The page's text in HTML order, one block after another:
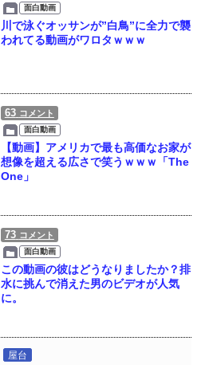
面白動画
川で泳ぐオッサンが”白鳥”に全力で襲
われてる動画がワロタｗｗｗ
63 コメント
面白動画
【動画】アメリカで最も高価なお家が
想像を超える広さで笑うｗｗｗ「The
One」
73 コメント
面白動画
この動画の彼はどうなりましたか？排
水に挑んで消えた男のビデオが人気
に。
屋台